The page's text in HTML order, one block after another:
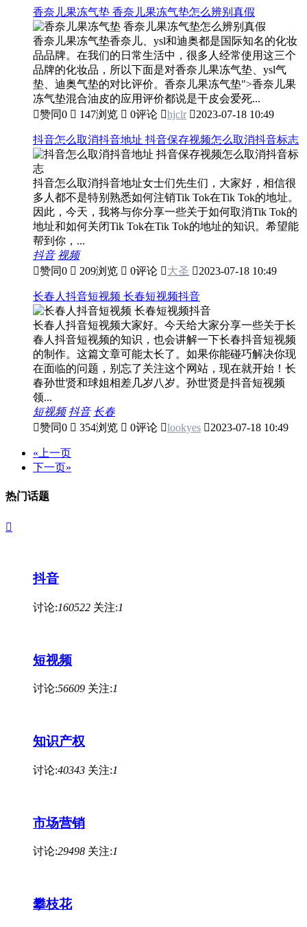
香奈儿果冻气垫 香奈儿果冻气垫怎么辨别真假
香奈儿果冻气垫香奈儿、ysl和迪奥都是国际知名的化妆
品品牌。在我们的日常生活中，很多人经常使用这三个
品牌的化妆品，所以下面是对香奈儿果冻气垫、ysl气
垫、迪奥气垫的对比评价。香奈儿果冻气垫">香奈儿果
冻气垫混合油皮的应用评价都说是干皮会爱死...
赞同0  147浏览  0评论 hjclr 2023-07-18 10:49
抖音怎么取消抖音地址 抖音保存视频怎么取消抖音标志
抖音怎么取消抖音地址女士们先生们，大家好，相信很
多人都不是特别熟悉如何注销Tik Tok在Tik Tok的地址。
因此，今天，我将与你分享一些关于如何取消Tik Tok的
地址和如何关闭Tik Tok在Tik Tok的地址的知识。希望能
帮到你，...
抖音 视频
赞同0  209浏览  0评论 大圣 2023-07-18 10:49
长春人抖音短视频 长春短视频抖音
长春人抖音短视频大家好。今天给大家分享一些关于长
春人抖音短视频的知识，也会讲解一下长春抖音短视频
的制作。这篇文章可能太长了。如果你能碰巧解决你现
在面临的问题，别忘了关注这个网站，现在就开始！长
春孙世贤和球姐相差几岁八岁。孙世贤是抖音短视频
领...
短视频 抖音 长春
赞同0  354浏览  0评论 lookyes 2023-07-18 10:49
«上一页
下一页»
热门话题

抖音
讨论:160522 关注:1
短视频
讨论:56609 关注:1
知识产权
讨论:40343 关注:1
市场营销
讨论:29498 关注:1
攀枝花